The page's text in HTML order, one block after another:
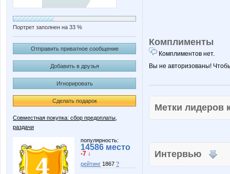
Портрет заполнен на 33 %
Отправить приватное сообщение
Добавить в друзья
Игнорировать
Сделать подарок
Совместная покупка: сбор предоплаты,
раздачи
популярность:
14586 место
-7 ↓
рейтинг 1867 ?
Комплименты
Комплиментов нет.
Вы не авторизованы!
Метки
Интервью